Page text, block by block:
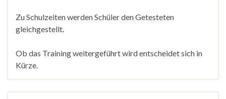
Zu Schulzeiten werden Schüler den Getesteten
gleichgestellt.
Ob das Training weitergeführt wird entscheidet sich in
Kürze.